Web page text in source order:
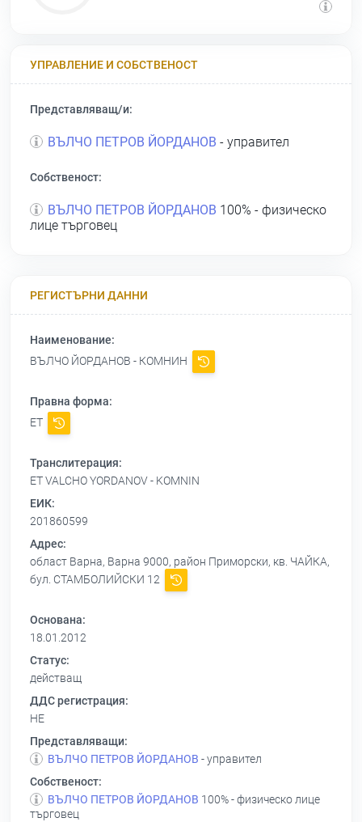
УПРАВЛЕНИЕ И СОБСТВЕНОСТ
Представляващ/и:
ВЪЛЧО ПЕТРОВ ЙОРДАНОВ - управител
Собственост:
ВЪЛЧО ПЕТРОВ ЙОРДАНОВ 100% - физическо
лице търговец
РЕГИСТЪРНИ ДАННИ
Наименование:
ВЪЛЧО ЙОРДАНОВ - КОМНИН
Правна форма:
ЕТ
Транслитерация:
ET VALCHO YORDANOV - KOMNIN
ЕИК:
201860599
Адрес:
област Варна, Варна 9000, район Приморски, кв. ЧАЙКА,
бул. СТАМБОЛИЙСКИ 12
Основана:
18.01.2012
Статус:
действащ
ДДС регистрация:
НЕ
Представляващи:
ВЪЛЧО ПЕТРОВ ЙОРДАНОВ - управител
Собственост:
ВЪЛЧО ПЕТРОВ ЙОРДАНОВ 100% - физическо лице
търговец